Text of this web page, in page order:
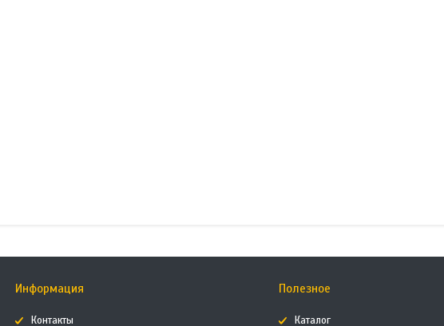
Информация
Контакты
Полезное
Каталог